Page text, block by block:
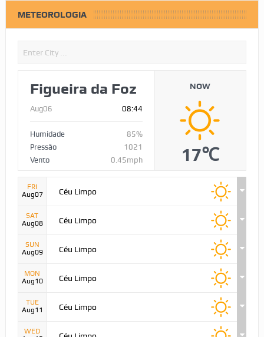
METEOROLOGIA
Figueira da Foz
Aug06 08:44
Humidade
85%
Pressão
1021
Vento
0.45mph
NOW
17℃
FRI
Aug07
Céu Limpo
SAT
Aug08
Céu Limpo
SUN
Aug09
Céu Limpo
MON
Aug10
Céu Limpo
TUE
Aug11
Céu Limpo
WED